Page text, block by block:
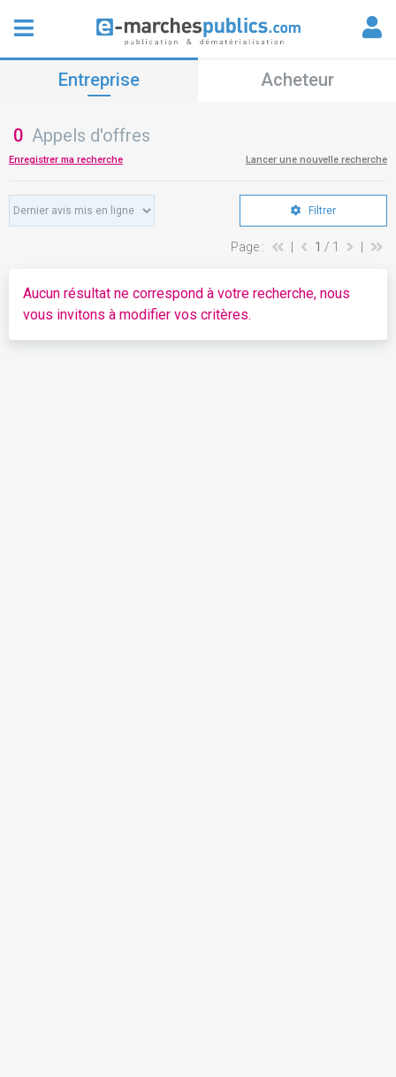
Entreprise Acheteur
0 Appels d'offres
Enregistrer ma recherche Lancer une nouvelle recherche
Filtrer
Page : 1 / 1
Aucun résultat ne correspond à votre recherche, nous
vous invitons à modifier vos critères.